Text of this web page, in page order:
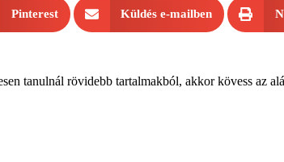
Pinterest Küldés e-mailben
tanulnál rövidebb tartalmakból, akkor kövess az